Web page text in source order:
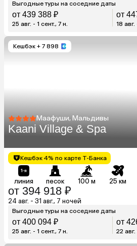
Выгодные туры на соседние даты
от 439 388 ₽
25 авг. - 1 сент., 7 н.
от
18 авг.
Кешбэк + 7 898
Маафуши, Мальдивы
Kaani Village & Spa
Кешбэк 4% по карте Т-Банка
линия песок 100 м 25 км
от 394 918 ₽
24 авг. - 31 авг., 7 ночей
Выгодные туры на соседние даты
от 400 094 ₽
25 авг. - 1 сент., 7 н.
от
22 авг.